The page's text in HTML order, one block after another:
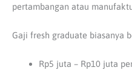
pertambangan atau
Gaji fresh graduate biasanya
Rp5 juta – Rp10 juta